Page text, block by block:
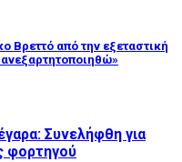
Βρεττό από την εξεταστική
Συνελήφθη για
φορτηγού